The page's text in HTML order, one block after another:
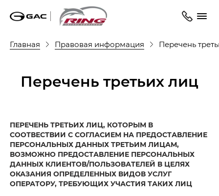
Главная Правовая информация Перечень
Перечень третьих лиц
ПЕРЕЧЕНЬ ТРЕТЬИХ ЛИЦ, КОТОРЫМ В
СООТВЕСТВИИ С СОГЛАСИЕМ НА ПРЕДОСТАВЛЕНИЕ
ПЕРСОНАЛЬНЫХ ДАННЫХ ТРЕТЬИМ ЛИЦАМ,
ВОЗМОЖНО ПРЕДОСТАВЛЕНИЕ ПЕРСОНАЛЬНЫХ
ДАННЫХ КЛИЕНТОВ/ПОЛЬЗОВАТЕЛЕЙ В ЦЕЛЯХ
ОКАЗАНИЯ ОПРЕДЕЛЕННЫХ ВИДОВ УСЛУГ
ОПЕРАТОРУ, ТРЕБУЮЩИХ УЧАСТИЯ ТАКИХ ЛИЦ